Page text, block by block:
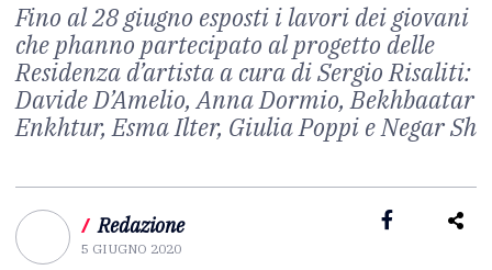
Fino al 28 giugno esposti i lavori dei giovani
che phanno partecipato al progetto delle
Residenza d’artista a cura di Sergio Risaliti:
Davide D’Amelio, Anna Dormio, Bekhbaatar
Enkhtur, Esma Ilter, Giulia Poppi e Negar Sh
/ Redazione
5 GIUGNO 2020